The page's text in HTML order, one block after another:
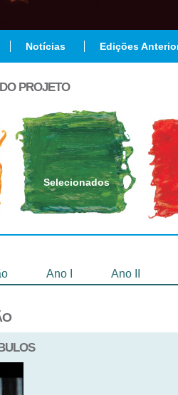
Notícias Edições
PROJETO
Selecionados
Ano I Ano II